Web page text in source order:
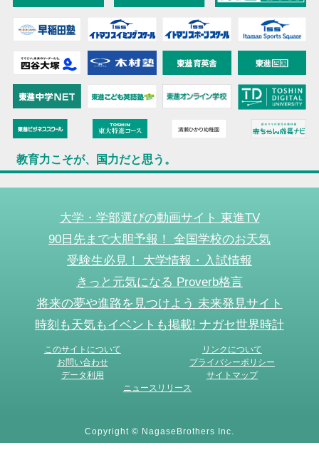
教育力こそが、国力だと思う。
大学・学部選びの動画サイト 東進TV
90日先まで大胆予報！ 全国学校のお天気
受験生必見！ 大学情報・入試情報
きっと元気になる Proverb格言
将来の夢や進路を見つけよう 未来発見サイト
時刻も天気もイベントも掲載! ナガセ世界時計
このサイトについて
リンクについて
お問い合わせ
プライバシーポリシー
データ利用
サイトマップ
ニュースリリース
Copyright © NagaseBrothers Inc.